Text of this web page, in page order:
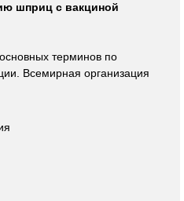
шприц с вакциной
терминов по
Всемирная организация